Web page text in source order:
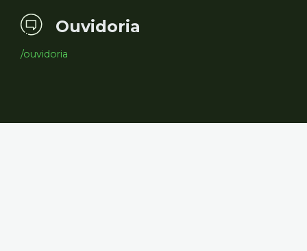
Ouvidoria
/ouvidoria